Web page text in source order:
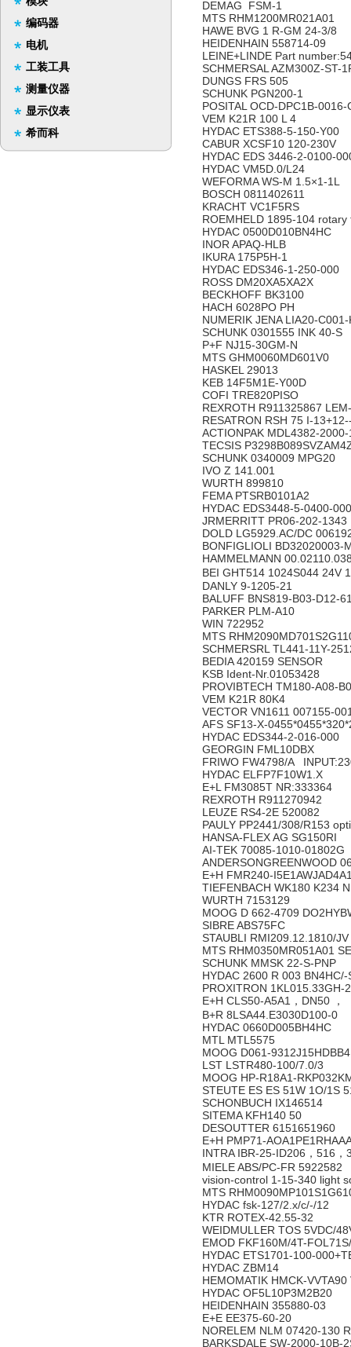
编码器
电机
工装工具
测量仪器
显示仪表
希而科
DEMAG FSM-1
MTS RHM1200MR021A01
HAWE BVG 1 R-GM 24-3/8
HEIDENHAIN 558714-09
LEINE+LINDE Part
SCHMERSAL AZM300Z-ST-
DUNGS FRS 505
SCHUNK PGN200-1
POSITAL OCD-DPC1B-
VEM K21R 100 L 4
HYDAC ETS388-5-150-Y00
CABUR XCSF10 120-230V
HYDAC EDS 3446-2-0100-
HYDAC VM5D.0/L24
WEFORMA WS-M 1.5×1-1L
BOSCH 0811402611
KRACHT VC1F5RS
ROEMHELD 1895-104 rotary
HYDAC 0500D010BN4HC
INOR APAQ-HLB
IKURA 175P5H-1
HYDAC EDS346-1-250-000
ROSS DM20XA5XA2X
BECKHOFF BK3100
HACH 6028PO PH
NUMERIK JENA LIA20-
SCHUNK 0301555 INK 40-S
P+F NJ15-30GM-N
MTS GHM0060MD601V0
HASKEL 29013
KEB 14F5M1E-Y00D
COFI TRE820PISO
REXROTH R911325867
RESATRON RSH 75 I-
ACTIONPAK MDL4382-
TECSIS
SCHUNK 0340009 MPG20
IVO Z 141.001
WURTH 899810
FEMA PTSRB0101A2
HYDAC EDS3448-5-0400-
JRMERRITT PR06-202-1343
DOLD LG5929.AC/DC
BONFIGLIOLI
HAMMELMANN
BEI GHT514 1024S044
DANLY 9-1205-21
BALUFF BNS819-B03-D12-
PARKER PLM-A10
WIN 722952
MTS
SCHMERSRL TL441-11Y-
BEDIA 420159 SENSOR
KSB Ident-Nr.01053428
PROVIBTECH TM180-A08-
VEM K21R 80K4
VECTOR VN1611 007155-
AFS SF13-X-
HYDAC EDS344-2-016-000
GEORGIN FML10DBX
FRIWO FW4798/A
HYDAC ELFP7F10W1.X
E+L FM3085T NR:333364
REXROTH R911270942
LEUZE RS4-2E 520082
PAULY PP2441/308/R153
HANSA-FLEX AG SG150RI
AI-TEK 70085-1010-01802G
ANDERSONGREENWOOD
E+H FMR240-
TIEFENBACH WK180 K234
WURTH 7153129
MOOG D 662-4709
SIBRE ABS75FC
STAUBLI RMI209.12.1810/JV
MTS RHM0350MR051A01
SCHUNK MMSK 22-S-PNP
HYDAC 2600 R 003
PROXITRON 1KL015.33GH-
E+H CLS50-A5A1，DN50 ，
B+R 8LSA44.E3030D100-0
HYDAC 0660D005BH4HC
MTL MTL5575
MOOG D061-
LST LSTR480-100/7.0/3
MOOG HP-R18A1-
STEUTE ES ES 51W 1O/1S
SCHONBUCH IX146514
SITEMA KFH140 50
DESOUTTER 6151651960
E+H PMP71-
INTRA IBR-25-ID206，516
MIELE ABS/PC-FR 5922582
vision-control 1-15-340 light
MTS
HYDAC fsk-127/2.x/c/-/12
KTR ROTEX-42.55-32
WEIDMULLER TOS 5VDC/
EMOD FKF160M/4T-
HYDAC ETS1701-100-
HYDAC ZBM14
HEMOMATIK HMCK-
HYDAC OF5L10P3M2B20
HEIDENHAIN 355880-03
E+E EE375-60-20
NORELEM NLM 07420-130
BARKSDALE SW-2000-10B-